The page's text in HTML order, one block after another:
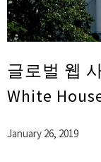
글로벌 웹
White
January 26, 2019